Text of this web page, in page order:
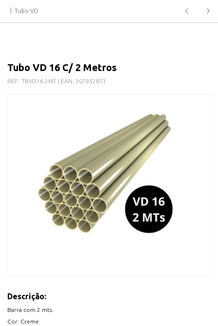
Tubo VD
Tubo VD 16 C/ 2 Metros
REF.: TBVD16-2MT | EAN: 307952873
Descrição:
Barra com 2 mts.
Cor: Creme